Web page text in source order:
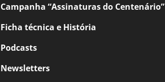
Campanha “Assinaturas do Centenário”
Ficha técnica e História
Podcasts
Newsletters